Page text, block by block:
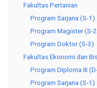
Fakultas Pertanian
Program Sarjana (S-1)
Program Magister (S-
Program Doktor (S-3)
Fakultas Ekonomi dan
Program Diploma III
Program Sarjana (S-1)